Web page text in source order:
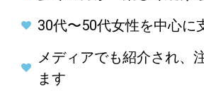
30代〜50代女性を中心に
メディアでも紹介され、
ます